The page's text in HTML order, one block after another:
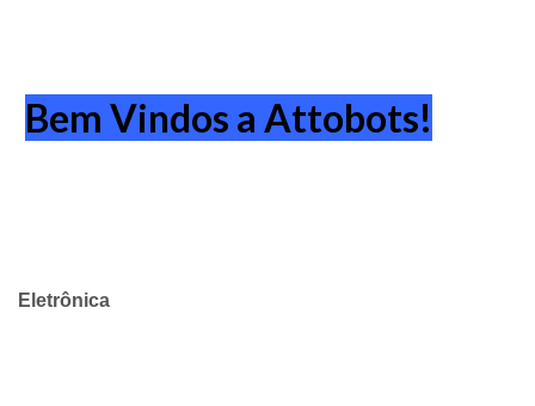
Bem Vindos a Attobots!
Eletrônica